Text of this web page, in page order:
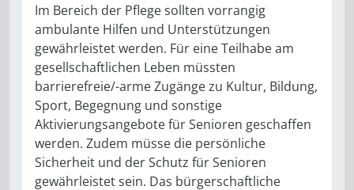
Im Bereich der Pflege sollten vorrangig
ambulante Hilfen und Unterstützungen
gewährleistet werden. Für eine Teilhabe am
gesellschaftlichen Leben müssten
barrierefreie/-arme Zugänge zu Kultur, Bildung,
Sport, Begegnung und sonstige
Aktivierungsangebote für Senioren geschaffen
werden. Zudem müsse die persönliche
Sicherheit und der Schutz für Senioren
gewährleistet sein. Das bürgerschaftliche